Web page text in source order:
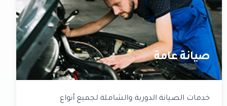
صيانة عامة
خدمات الصيانة الدورية والشاملة لجميع أنواع